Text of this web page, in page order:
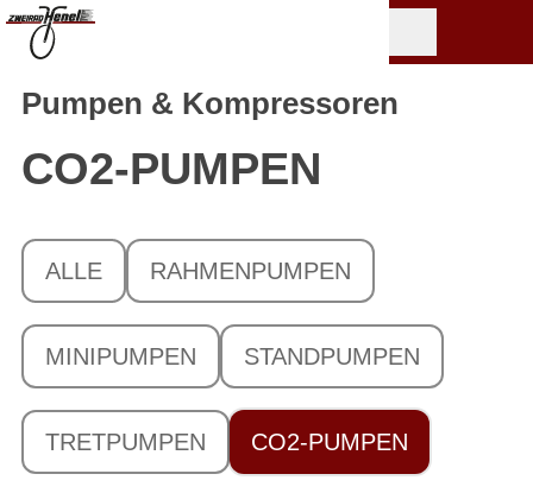
Pumpen & Kompressoren
CO2-PUMPEN
ALLE RAHMENPUMPEN
MINIPUMPEN STANDPUMPEN
TRETPUMPEN CO2-PUMPEN